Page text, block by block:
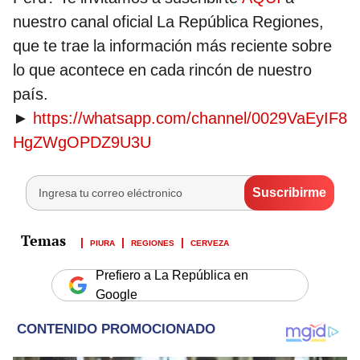
nuestro canal oficial La República Regiones,
que te trae la información más reciente sobre
lo que acontece en cada rincón de nuestro
país.
► https://whatsapp.com/channel/0029VaEyIF8
HgZWgOPDZ9U3U
PIURA REGIONES CERVEZA
Prefiero a La República en
Google